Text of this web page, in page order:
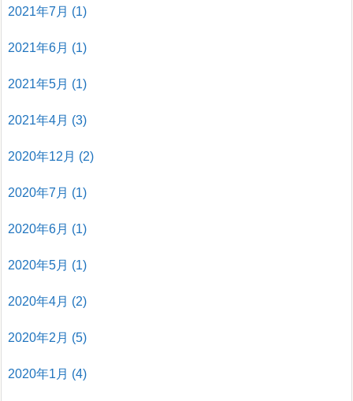
2021年7月 (1)
2021年6月 (1)
2021年5月 (1)
2021年4月 (3)
2020年12月 (2)
2020年7月 (1)
2020年6月 (1)
2020年5月 (1)
2020年4月 (2)
2020年2月 (5)
2020年1月 (4)